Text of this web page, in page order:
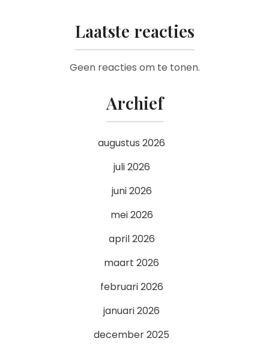
Laatste reacties
Geen reacties om te tonen.
Archief
augustus 2026
juli 2026
juni 2026
mei 2026
april 2026
maart 2026
februari 2026
januari 2026
december 2025